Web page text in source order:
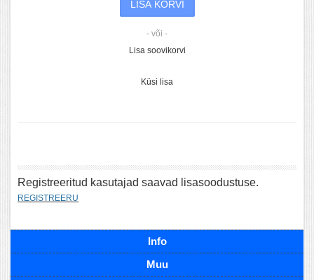
- või -
Lisa soovikorvi
Küsi lisa
Registreeritud kasutajad saavad lisasoodustuse.
REGISTREERU
Info
Muu